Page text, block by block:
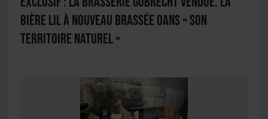
bière Lil à nouveau brassée dans « son
territoire naturel »